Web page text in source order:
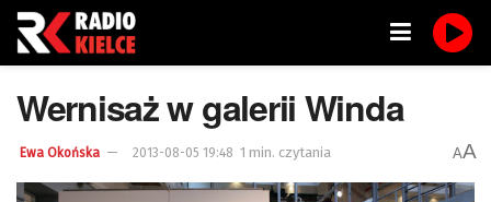
Wernisaż w galerii Winda
Ewa Okońska 2013-08-05 19:48 1 min. czytania AA